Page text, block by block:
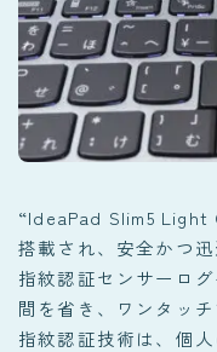
“IdeaPad Slim5 Light
搭載され、安全かつ
指紋認証センサーロ
間を省き、ワンタッ
指紋認証技術は、個